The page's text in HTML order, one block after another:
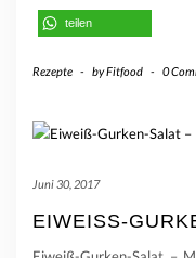
teilen
Rezepte - byFitfood - 0
Juni 30, 2017
EIWEISS-